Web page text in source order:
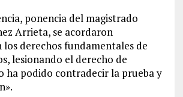
ponencia del magistrado
Arrieta, se acordaron
los derechos fundamentales de
lesionando el derecho de
ha podido contradecir la prueba y